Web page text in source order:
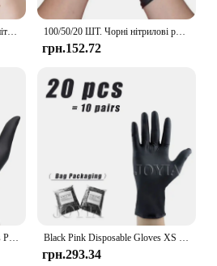
100/50/20 ШТ. Чорні нітрилові рукавички Одноразові товсті рукавички для чищення без пудри Текстуровані кухонні побутові механічні рукавички для татуювання
грн.152.72
грн.293.34